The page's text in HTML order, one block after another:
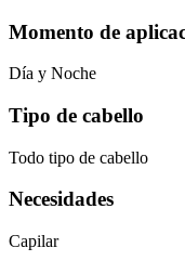
Momento de
Día y Noche
Tipo de cabello
Todo tipo de cabello
Necesidades
Capilar